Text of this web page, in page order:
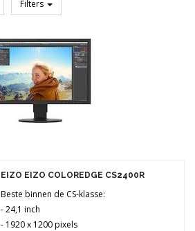
Filters
EIZO EIZO COLOREDGE CS2400R
Beste binnen de CS-klasse:
- 24,1 inch
- 1920 x 1200 pixels